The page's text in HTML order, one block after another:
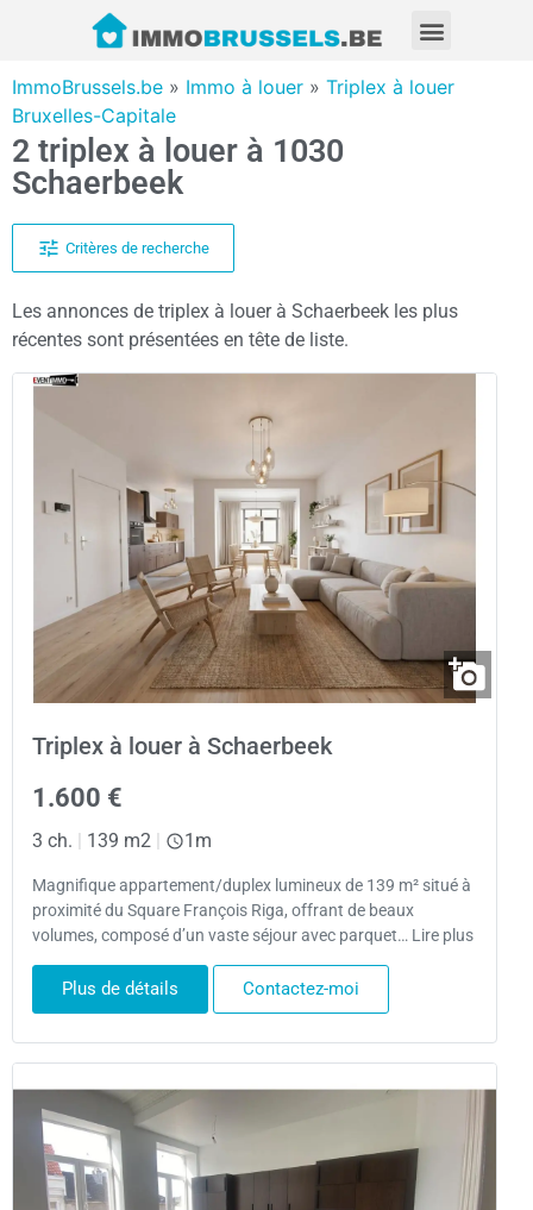
ImmoBrussels.be » Immo à louer » Triplex à louer
Bruxelles-Capitale
2 triplex à louer à 1030
Schaerbeek
Critères de recherche
Les annonces de triplex à louer à Schaerbeek les plus
récentes sont présentées en tête de liste.
Triplex à louer à Schaerbeek
1.600 €
3 ch. 139 m2 1m
Magnifique appartement/duplex lumineux de 139 m² situé à
proximité du Square François Riga, offrant de beaux
volumes, composé d’un vaste séjour avec parquet… Lire plus
Plus de détails Contactez-moi